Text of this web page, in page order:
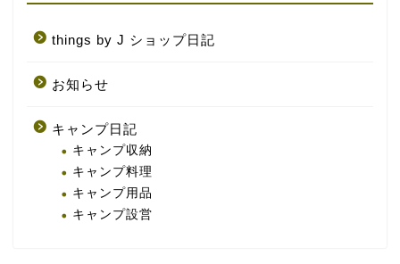
things by J ショップ日記
お知らせ
キャンプ日記
キャンプ収納
キャンプ料理
キャンプ用品
キャンプ設営